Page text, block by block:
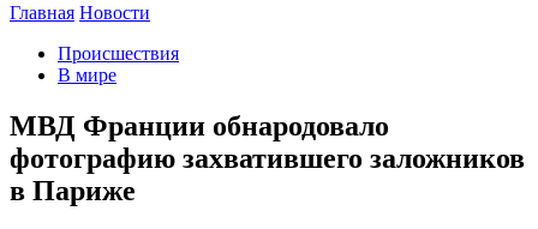
Главная Новости
Происшествия
В мире
МВД Франции обнародовало
фотографию захватившего заложников
в Париже